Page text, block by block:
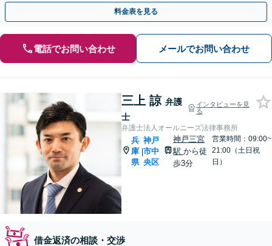
間・休日相談可】【元町駅7分】
料金表を見る
電話でお問い合わせ メールでお問い合わせ
三上 諒 弁護
士
インタビューを見
る
弁護士法人オールニーズ法律事務所
兵
庫
県
|
神戸
市中
央区
神戸三宮
駅から徒
歩3分
営業時間：09:00~
21:00（土日祝
日）
借金返済の相談・交渉